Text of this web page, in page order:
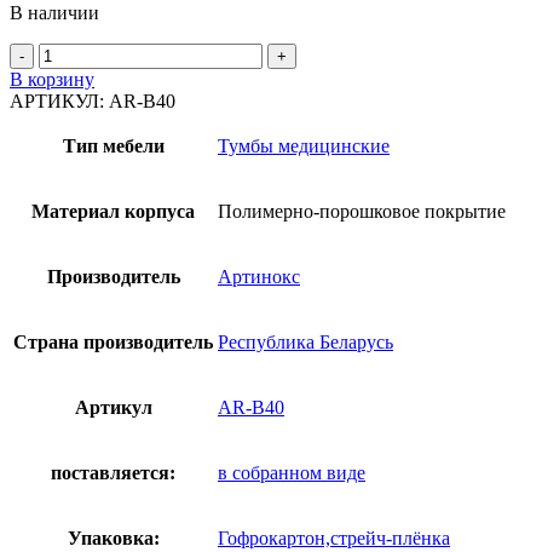
В наличии
В корзину
АРТИКУЛ: AR-B40
Тип мебели Тумбы медицинские
Материал корпуса Полимерно-порошковое покрытие
Производитель Артинокс
Страна производитель Республика Беларусь
Артикул AR-B40
поставляется: в собранном виде
Упаковка: Гофрокартон,стрейч-плёнка